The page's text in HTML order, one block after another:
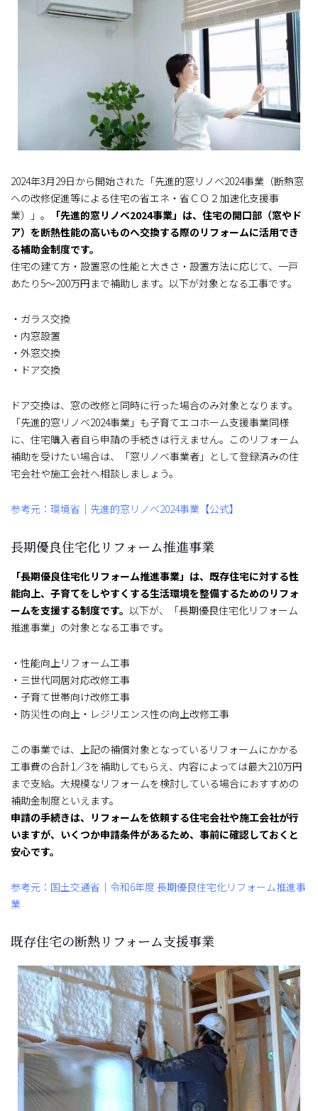
2024年3月29日から開始された「先進的窓リノベ2024事業（断熱窓
への改修促進等による住宅の省エネ・省ＣＯ２加速化支援事
業）」。
「先進的窓リノベ2024事業」は、住宅の開口部（窓やド
ア）を断熱性能の高いものへ交換する際のリフォームに活用でき
る補助金制度です。
住宅の建て方・設置窓の性能と大きさ・設置方法に応じて、一戸
あたり5～200万円まで補助します。以下が対象となる工事です。
・ガラス交換
・内窓設置
・外窓交換
・ドア交換
ドア交換は、窓の改修と同時に行った場合のみ対象となります。
「先進的窓リノベ2024事業」も子育てエコホーム支援事業同様
に、住宅購入者自ら申請の手続きは行えません。このリフォーム
補助を受けたい場合は、「窓リノベ事業者」として登録済みの住
宅会社や施工会社へ相談しましょう。
参考元：環境省｜先進的窓リノベ2024事業【公式】
長期優良住宅化リフォーム推進事業
「長期優良住宅化リフォーム推進事業」は、既存住宅に対する性
能向上、子育てをしやすくする生活環境を整備するためのリフォ
ームを支援する制度です。 以下が、「長期優良住宅化リフォーム
推進事業」の対象となる工事です。
・性能向上リフォーム工事
・三世代同居対応改修工事
・子育て世帯向け改修工事
・防災性の向上・レジリエンス性の向上改修工事
この事業では、上記の補償対象となっているリフォームにかかる
工事費の合計1／3を補助してもらえ、内容によっては最大210万円
まで支給。大規模なリフォームを検討している場合におすすめの
補助金制度といえます。
申請の手続きは、リフォームを依頼する住宅会社や施工会社が行
いますが、いくつか申請条件があるため、事前に確認しておくと
安心です。
参考元：国土交通省｜令和6年度 長期優良住宅化リフォーム推進事
業
既存住宅の断熱リフォーム支援事業